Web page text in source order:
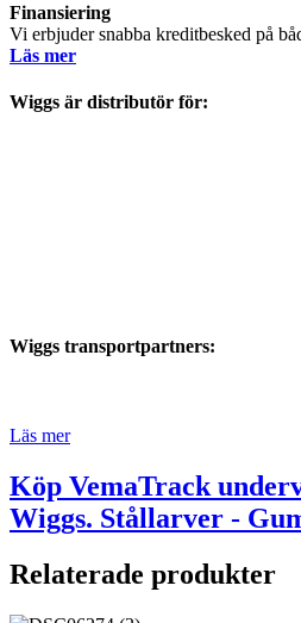
Finansiering
Vi erbjuder snabba kreditbesked på
Läs mer
Wiggs är distributör för:
Wiggs transportpartners:
Läs mer
Köp VemaTrack
Wiggs. Stållarver -
Relaterade produkter